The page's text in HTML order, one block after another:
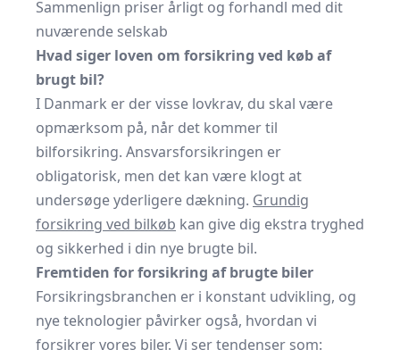
Sammenlign priser årligt og forhandl med dit
nuværende selskab
Hvad siger loven om forsikring ved køb af
brugt bil?
I Danmark er der visse lovkrav, du skal være
opmærksom på, når det kommer til
bilforsikring. Ansvarsforsikringen er
obligatorisk, men det kan være klogt at
undersøge yderligere dækning. Grundig
forsikring ved bilkøb kan give dig ekstra tryghed
og sikkerhed i din nye brugte bil.
Fremtiden for forsikring af brugte biler
Forsikringsbranchen er i konstant udvikling, og
nye teknologier påvirker også, hvordan vi
forsikrer vores biler. Vi ser tendenser som: